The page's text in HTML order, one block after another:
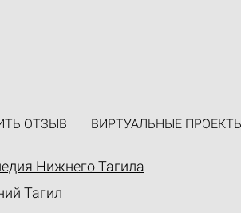
Нижнего Тагила
Тагил
ОТЗЫВ ВИРТУАЛЬНЫЕ